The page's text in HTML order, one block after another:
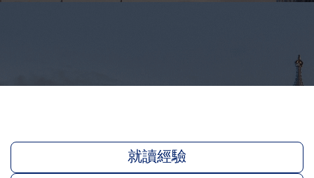
就讀經驗